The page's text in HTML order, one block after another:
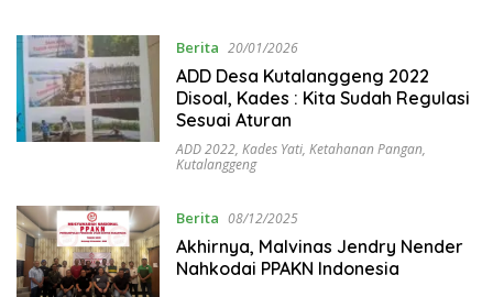
Berita 20/01/2026
ADD Desa Kutalanggeng 2022
Disoal, Kades : Kita Sudah Regulasi
Sesuai Aturan
ADD 2022, Kades Yati, Ketahanan Pangan,
Kutalanggeng
Berita 08/12/2025
Akhirnya, Malvinas Jendry Nender
Nahkodai PPAKN Indonesia